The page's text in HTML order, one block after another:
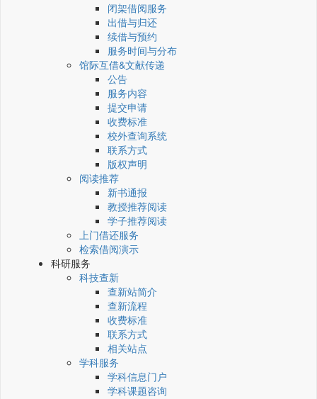
闭架借阅服务
出借与归还
续借与预约
服务时间与分布
馆际互借&文献传递
公告
服务内容
提交申请
收费标准
校外查询系统
联系方式
版权声明
阅读推荐
新书通报
教授推荐阅读
学子推荐阅读
上门借还服务
检索借阅演示
科研服务
科技查新
查新站简介
查新流程
收费标准
联系方式
相关站点
学科服务
学科信息门户
学科课题咨询